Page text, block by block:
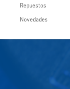
Repuestos
Novedades